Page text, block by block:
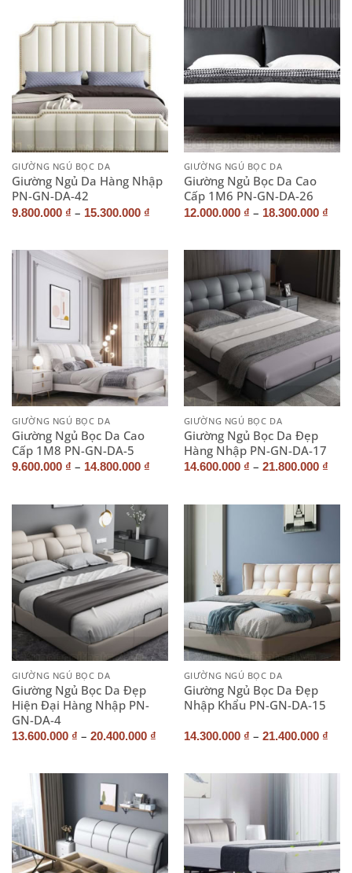
GIƯỜNG NGỦ BỌC DA
Giường Ngủ Da Hàng Nhập
PN-GN-DA-42
9.800.000 ₫ – 15.300.000 ₫
GIƯỜNG NGỦ BỌC DA
Giường Ngủ Bọc Da Cao
Cấp 1M6 PN-GN-DA-26
12.000.000 ₫ – 18.300.000 ₫
GIƯỜNG NGỦ BỌC DA
Giường Ngủ Bọc Da Cao
Cấp 1M8 PN-GN-DA-5
9.600.000 ₫ – 14.800.000 ₫
GIƯỜNG NGỦ BỌC DA
Giường Ngủ Bọc Da Đẹp
Hàng Nhập PN-GN-DA-17
14.600.000 ₫ – 21.800.000 ₫
GIƯỜNG NGỦ BỌC DA
Giường Ngủ Bọc Da Đẹp
Hiện Đại Hàng Nhập PN-
GN-DA-4
13.600.000 ₫ – 20.400.000 ₫
GIƯỜNG NGỦ BỌC DA
Giường Ngủ Bọc Da Đẹp
Nhập Khẩu PN-GN-DA-15
14.300.000 ₫ – 21.400.000 ₫